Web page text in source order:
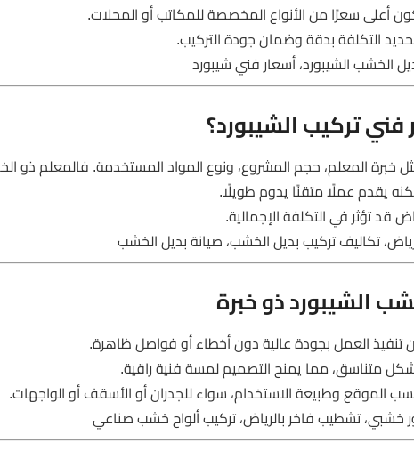
أعلى سعرًا من الأنواع المخصصة للمكاتب أو المحلات.
التكلفة بدقة وضمان جودة التركيب.
الخشب الشيبورد، أسعار فني شيبورد
تركيب الشيبورد؟
خبرة المعلم، حجم المشروع، ونوع المواد المستخدمة. فالمعلم ذو
يقدم عملًا متقنًا يدوم طويلًا.
تؤثر في التكلفة الإجمالية.
تكاليف تركيب بديل الخشب، صيانة بديل الخشب
الشيبورد ذو خبرة
العمل بجودة عالية دون أخطاء أو فواصل ظاهرة.
متناسق، مما يمنح التصميم لمسة فنية راقية.
الموقع وطبيعة الاستخدام، سواء للجدران أو الأسقف أو الواجهات.
تشطيب فاخر بالرياض، تركيب ألواح خشب صناعي